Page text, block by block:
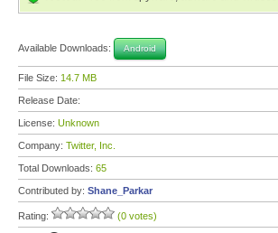
Available Downloads: Android
File Size: 14.7 MB
Release Date:
License: Unknown
Company: Twitter, Inc.
Total Downloads: 65
Contributed by: Shane_Parkar
Rating: (0 votes)